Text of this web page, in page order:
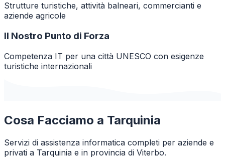
Strutture turistiche, attività balneari, commercianti e
aziende agricole
Il Nostro Punto di Forza
Competenza IT per una città UNESCO con esigenze
turistiche internazionali
Cosa Facciamo a Tarquinia
Servizi di assistenza informatica completi per aziende e
privati a Tarquinia e in provincia di Viterbo.